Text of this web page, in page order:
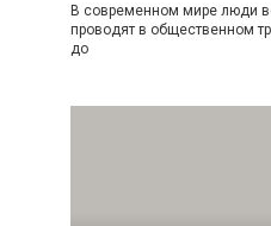
В современном мире люди
проводят в общественном
до